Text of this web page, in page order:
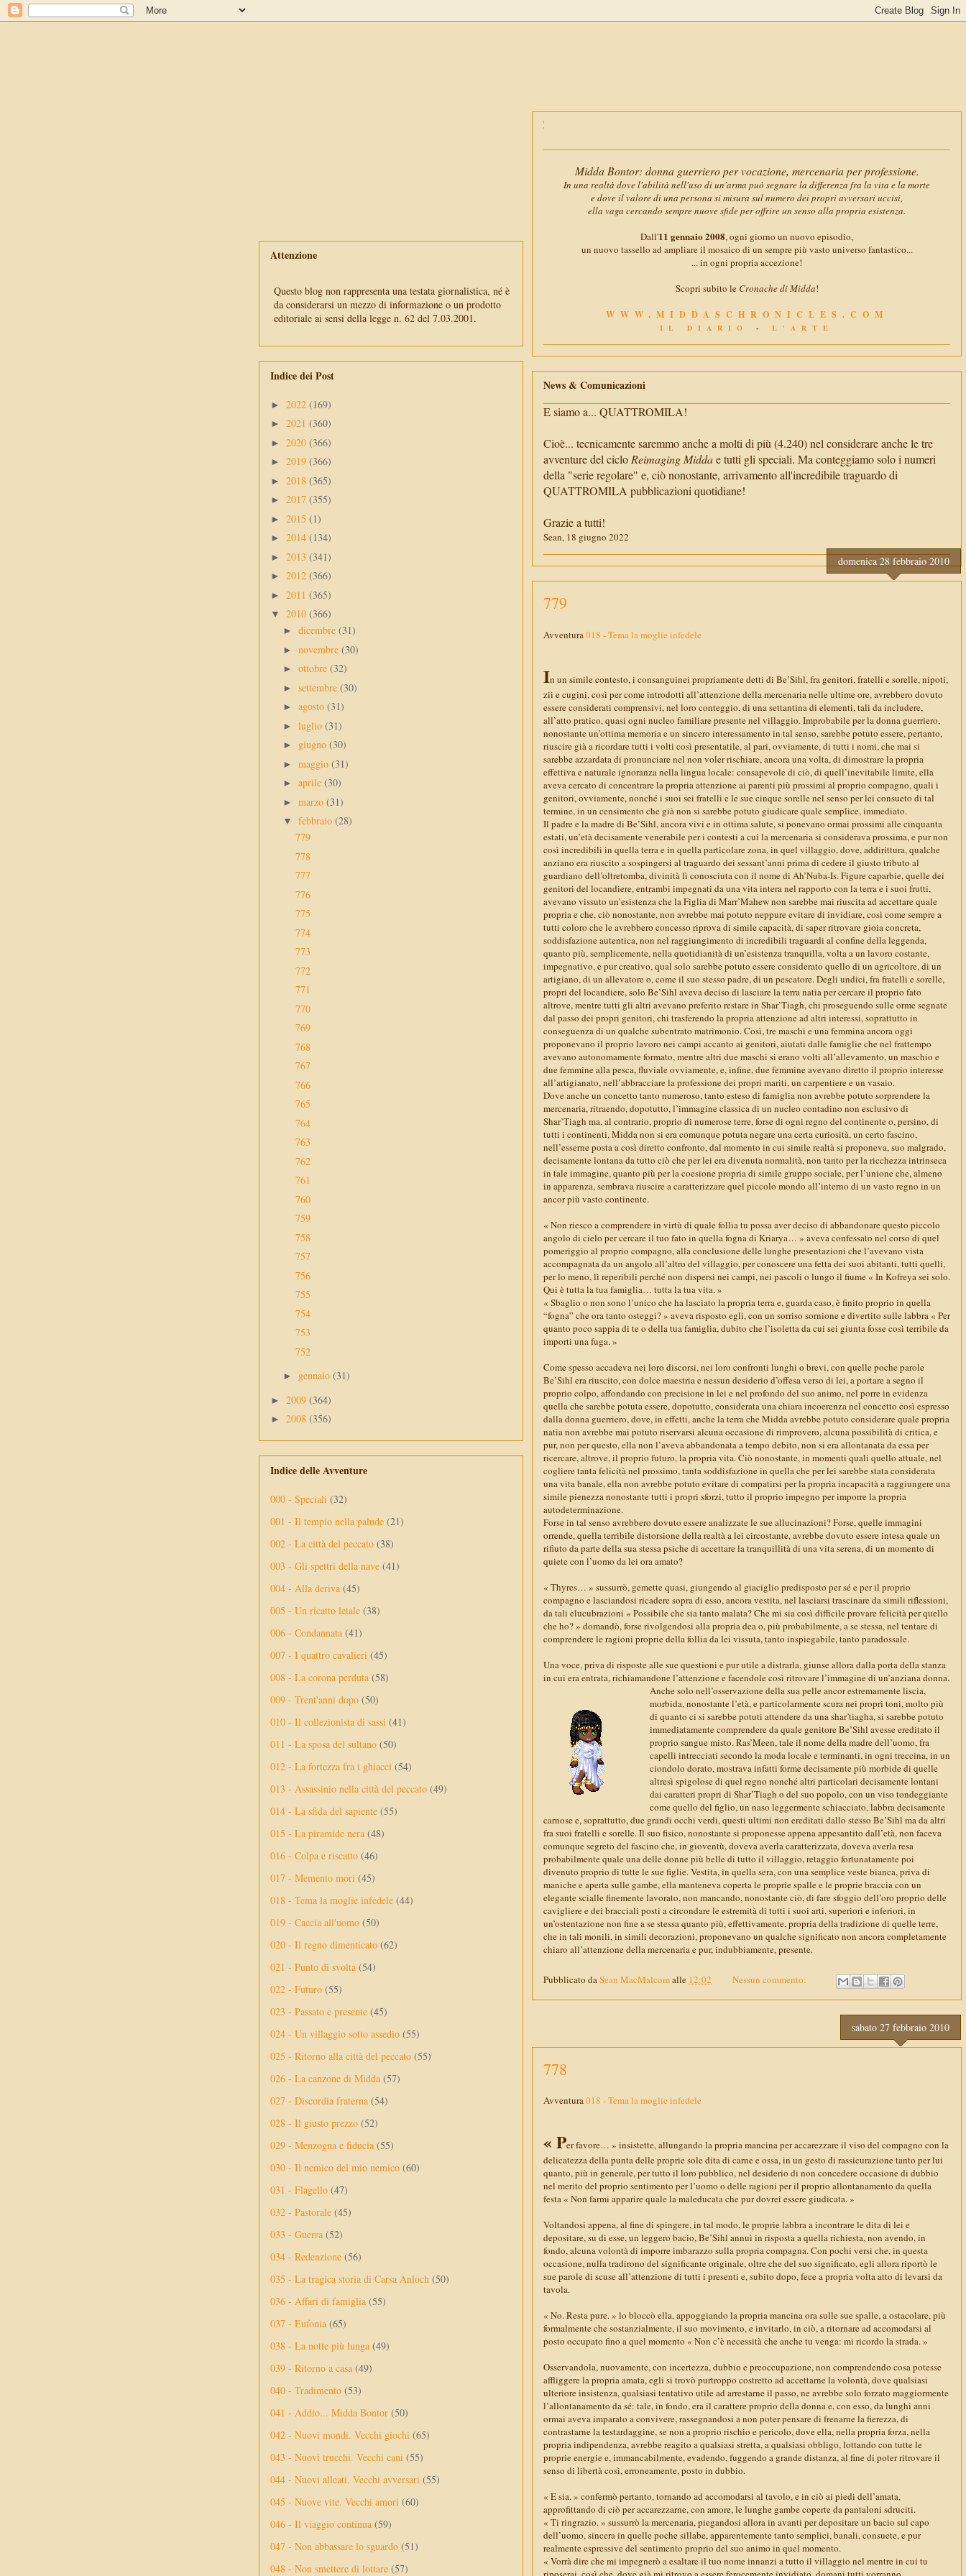
Midda Bontor: donna guerriero per vocazione, mercenaria per professione.
In una realtà dove l'abilità nell'uso di un'arma può segnare la differenza fra la vita e la morte
e dove il valore di una persona si misura sul numero dei propri avversari uccisi,
ella vaga cercando sempre nuove sfide per offrire un senso alla propria esistenza.
Dall'11 gennaio 2008, ogni giorno un nuovo episodio,
un nuovo tassello ad ampliare il mosaico di un sempre più vasto universo fantastico...
... in ogni propria accezione!
Scopri subito le Cronache di Midda!
WWW.MIDDASCHRONICLES.COM
IL DIARIO - L'ARTE
News & Comunicazioni
E siamo a... QUATTROMILA!
Cioè... tecnicamente saremmo anche a molti di più (4.240) nel considerare anche le tre
avventure del cicloReimaging Middae tutti gli speciali. Ma conteggiamo solo i numeri
della "serie regolare" e, ciò nonostante, arrivamento all'incredibile traguardo di
QUATTROMILA pubblicazioni quotidiane!
Grazie a tutti!
Sean, 18 giugno 2022
domenica 28 febbraio 2010
779
Avventura018 - Tema la moglie infedele
In un simile contesto, i consanguinei propriamente detti di Be’Sihl, fra genitori, fratelli e sorelle, nipoti,
zii e cugini, così per come introdotti all’attenzione della mercenaria nelle ultime ore, avrebbero dovuto
essere considerati comprensivi, nel loro conteggio, di una settantina di elementi, tali da includere,
all’atto pratico, quasi ogni nucleo familiare presente nel villaggio. Improbabile per la donna guerriero,
nonostante un’ottima memoria e un sincero interessamento in tal senso, sarebbe potuto essere, pertanto,
riuscire già a ricordare tutti i volti così presentatile, al pari, ovviamente, di tutti i nomi, che mai si
sarebbe azzardata di pronunciare nel non voler rischiare, ancora una volta, di dimostrare la propria
effettiva e naturale ignoranza nella lingua locale: consapevole di ciò, di quell’inevitabile limite, ella
aveva cercato di concentrare la propria attenzione ai parenti più prossimi al proprio compagno, quali i
genitori, ovviamente, nonché i suoi sei fratelli e le sue cinque sorelle nel senso per lei consueto di tal
termine, in un censimento che già non si sarebbe potuto giudicare quale semplice, immediato.
Il padre e la madre di Be’Sihl, ancora vivi e in ottima salute, si ponevano ormai prossimi alle cinquanta
estati, un’età decisamente venerabile per i contesti a cui la mercenaria si considerava prossima, e pur non
così incredibili in quella terra e in quella particolare zona, in quel villaggio, dove, addirittura, qualche
anziano era riuscito a sospingersi al traguardo dei sessant’anni prima di cedere il giusto tributo al
guardiano dell’oltretomba, divinità lì conosciuta con il nome di Ah’Nuba-Is. Figure caparbie, quelle dei
genitori del locandiere, entrambi impegnati da una vita intera nel rapporto con la terra e i suoi frutti,
avevano vissuto un’esistenza che la Figlia di Marr’Mahew non sarebbe mai riuscita ad accettare quale
propria e che, ciò nonostante, non avrebbe mai potuto neppure evitare di invidiare, così come sempre a
tutti coloro che le avrebbero concesso riprova di simile capacità, di saper ritrovare gioia concreta,
soddisfazione autentica, non nel raggiungimento di incredibili traguardi al confine della leggenda,
quanto più, semplicemente, nella quotidianità di un’esistenza tranquilla, volta a un lavoro costante,
impegnativo, e pur creativo, qual solo sarebbe potuto essere considerato quello di un agricoltore, di un
artigiano, di un allevatore o, come il suo stesso padre, di un pescatore. Degli undici, fra fratelli e sorelle,
propri del locandiere, solo Be’Sihl aveva deciso di lasciare la terra natia per cercare il proprio fato
altrove, mentre tutti gli altri avevano preferito restare in Shar’Tiagh, chi proseguendo sulle orme segnate
dal passo dei propri genitori, chi trasferendo la propria attenzione ad altri interessi, soprattutto in
conseguenza di un qualche subentrato matrimonio. Così, tre maschi e una femmina ancora oggi
proponevano il proprio lavoro nei campi accanto ai genitori, aiutati dalle famiglie che nel frattempo
avevano autonomamente formato, mentre altri due maschi si erano volti all’allevamento, un maschio e
due femmine alla pesca, fluviale ovviamente, e, infine, due femmine avevano diretto il proprio interesse
all’artigianato, nell’abbracciare la professione dei propri mariti, un carpentiere e un vasaio.
Dove anche un concetto tanto numeroso, tanto esteso di famiglia non avrebbe potuto sorprendere la
mercenaria, ritraendo, dopotutto, l’immagine classica di un nucleo contadino non esclusivo di
Shar’Tiagh ma, al contrario, proprio di numerose terre, forse di ogni regno del continente o, persino, di
tutti i continenti, Midda non si era comunque potuta negare una certa curiosità, un certo fascino,
nell’esserne posta a così diretto confronto, dal momento in cui simile realtà si proponeva, suo malgrado,
decisamente lontana da tutto ciò che per lei era divenuta normalità, non tanto per la ricchezza intrinseca
in tale immagine, quanto più per la coesione propria di simile gruppo sociale, per l’unione che, almeno
in apparenza, sembrava riuscire a caratterizzare quel piccolo mondo all’interno di un vasto regno in un
ancor più vasto continente.
« Non riesco a comprendere in virtù di quale follia tu possa aver deciso di abbandonare questo piccolo
angolo di cielo per cercare il tuo fato in quella fogna di Kriarya… » aveva confessato nel corso di quel
pomeriggio al proprio compagno, alla conclusione delle lunghe presentazioni che l’avevano vista
accompagnata da un angolo all’altro del villaggio, per conoscere una fetta dei suoi abitanti, tutti quelli,
per lo meno, lì reperibili perché non dispersi nei campi, nei pascoli o lungo il fiume « In Kofreya sei solo.
Qui è tutta la tua famiglia… tutta la tua vita. »
« Sbaglio o non sono l’unico che ha lasciato la propria terra e, guarda caso, è finito proprio in quella
“fogna” che ora tanto osteggi? » aveva risposto egli, con un sorriso sornione e divertito sulle labbra « Per
quanto poco sappia di te o della tua famiglia, dubito che l’isoletta da cui sei giunta fosse così terribile da
importi una fuga. »
Come spesso accadeva nei loro discorsi, nei loro confronti lunghi o brevi, con quelle poche parole
Be’Sihl era riuscito, con dolce maestria e nessun desiderio d’offesa verso di lei, a portare a segno il
proprio colpo, affondando con precisione in lei e nel profondo del suo animo, nel porre in evidenza
quella che sarebbe potuta essere, dopotutto, considerata una chiara incoerenza nel concetto così espresso
dalla donna guerriero, dove, in effetti, anche la terra che Midda avrebbe potuto considerare quale propria
natia non avrebbe mai potuto riservarsi alcuna occasione di rimprovero, alcuna possibilità di critica, e
pur, non per questo, ella non l’aveva abbandonata a tempo debito, non si era allontanata da essa per
ricercare, altrove, il proprio futuro, la propria vita. Ciò nonostante, in momenti quali quello attuale, nel
cogliere tanta felicità nel prossimo, tanta soddisfazione in quella che per lei sarebbe stata considerata
una vita banale, ella non avrebbe potuto evitare di compatirsi per la propria incapacità a raggiungere una
simile pienezza nonostante tutti i propri sforzi, tutto il proprio impegno per imporre la propria
autodeterminazione.
Forse in tal senso avrebbero dovuto essere analizzate le sue allucinazioni? Forse, quelle immagini
orrende, quella terribile distorsione della realtà a lei circostante, avrebbe dovuto essere intesa quale un
rifiuto da parte della sua stessa psiche di accettare la tranquillità di una vita serena, di un momento di
quiete con l’uomo da lei ora amato?
« Thyres… » sussurrò, gemette quasi, giungendo al giaciglio predisposto per sé e per il proprio
compagno e lasciandosi ricadere sopra di esso, ancora vestita, nel lasciarsi trascinare da simili riflessioni,
da tali elucubrazioni « Possibile che sia tanto malata? Che mi sia così difficile provare felicità per quello
che ho? » domandò, forse rivolgendosi alla propria dea o, più probabilmente, a se stessa, nel tentare di
comprendere le ragioni proprie della follia da lei vissuta, tanto inspiegabile, tanto paradossale.
Una voce, priva di risposte alle sue questioni e pur utile a distrarla, giunse allora dalla porta della stanza
in cui era entrata, richiamandone l’attenzione e facendole così ritrovare l’immagine di un’anziana donna.
Anche solo nell’osservazione della sua pelle ancor estremamente liscia,
morbida, nonostante l’età, e particolarmente scura nei propri toni, molto più
di quanto ci si sarebbe potuti attendere da una shar’tiagha, si sarebbe potuto
immediatamente comprendere da quale genitore Be’Sihl avesse ereditato il
proprio sangue misto. Ras’Meen, tale il nome della madre dell’uomo, fra
capelli intrecciati secondo la moda locale e terminanti, in ogni treccina, in un
ciondolo dorato, mostrava infatti forme decisamente più morbide di quelle
altresì spigolose di quel regno nonché altri particolari decisamente lontani
dai caratteri propri di Shar’Tiagh o del suo popolo, con un viso tondeggiante
come quello del figlio, un naso leggermente schiacciato, labbra decisamente
carnose e, soprattutto, due grandi occhi verdi, questi ultimi non ereditati dallo stesso Be’Sihl ma da altri
fra suoi fratelli e sorelle. Il suo fisico, nonostante si proponesse appena appesantito dall’età, non faceva
comunque segreto del fascino che, in gioventù, doveva averla caratterizzata, doveva averla resa
probabilmente quale una delle donne più belle di tutto il villaggio, retaggio fortunatamente poi
divenuto proprio di tutte le sue figlie. Vestita, in quella sera, con una semplice veste bianca, priva di
maniche e aperta sulle gambe, ella manteneva coperta le proprie spalle e le proprie braccia con un
elegante scialle finemente lavorato, non mancando, nonostante ciò, di fare sfoggio dell’oro proprio delle
cavigliere e dei bracciali posti a circondare le estremità di tutti i suoi arti, superiori e inferiori, in
un’ostentazione non fine a se stessa quanto più, effettivamente, propria della tradizione di quelle terre,
che in tali monili, in simili decorazioni, proponevano un qualche significato non ancora completamente
chiaro all’attenzione della mercenaria e pur, indubbiamente, presente.
Pubblicato daSean MacMalcomalle 12:02 Nessun commento:
sabato 27 febbraio 2010
778
Avventura018 - Tema la moglie infedele
« Per favore… » insistette, allungando la propria mancina per accarezzare il viso del compagno con la
delicatezza della punta delle proprie sole dita di carne e ossa, in un gesto di rassicurazione tanto per lui
quanto, più in generale, per tutto il loro pubblico, nel desiderio di non concedere occasione di dubbio
nel merito del proprio sentimento per l’uomo o delle ragioni per il proprio allontanamento da quella
festa « Non farmi apparire quale la maleducata che pur dovrei essere giudicata. »
Voltandosi appena, al fine di spingere, in tal modo, le proprie labbra a incontrare le dita di lei e
depositare, su di esse, un leggero bacio, Be’Sihl annuì in risposta a quella richiesta, non avendo, in
fondo, alcuna volontà di imporre imbarazzo sulla propria compagna. Con pochi versi che, in questa
occasione, nulla tradirono del significante originale, oltre che del suo significato, egli allora riportò le
sue parole di scuse all’attenzione di tutti i presenti e, subito dopo, fece a propria volta atto di levarsi da
tavola.
« No. Resta pure. » lo bloccò ella, appoggiando la propria mancina ora sulle sue spalle, a ostacolare, più
formalmente che sostanzialmente, il suo movimento, e invitarlo, in ciò, a ritornare ad accomodarsi al
posto occupato fino a quel momento « Non c’è necessità che anche tu venga: mi ricordo la strada. »
Osservandola, nuovamente, con incertezza, dubbio e preoccupazione, non comprendendo cosa potesse
affliggere la propria amata, egli si trovò purtroppo costretto ad accettarne la volontà, dove qualsiasi
ulteriore insistenza, qualsiasi tentativo utile ad arrestarne il passo, ne avrebbe solo forzato maggiormente
l’allontanamento da sé: tale, in fondo, era il carattere proprio della donna e, con esso, da lunghi anni
ormai aveva imparato a convivere, rassegnandosi a non poter pensare di frenarne la fierezza, di
contrastarne la testardaggine, se non a proprio rischio e pericolo, dove ella, nella propria forza, nella
propria indipendenza, avrebbe reagito a qualsiasi stretta, a qualsiasi obbligo, lottando con tutte le
proprie energie e, immancabilmente, evadendo, fuggendo a grande distanza, al fine di poter ritrovare il
senso di libertà così, erroneamente, posto in dubbio.
« E sia. » confermò pertanto, tornando ad accomodarsi al tavolo, e in ciò ai piedi dell’amata,
approfittando di ciò per accarezzarne, con amore, le lunghe gambe coperte da pantaloni sdruciti.
« Ti ringrazio. » sussurrò la mercenaria, piegandosi allora in avanti per depositare un bacio sul capo
dell’uomo, sincera in quelle poche sillabe, apparentemente tanto semplici, banali, consuete, e pur
realmente espressive del sentimento proprio del suo animo in quel momento.
« Vorrà dire che mi impegnerò a esaltare il tuo nome innanzi a tutto il villaggio nel mentre in cui tu
Attenzione
Questo blog non rappresenta una testata giornalistica, né è
da considerarsi un mezzo di informazione o un prodotto
editoriale ai sensi della legge n. 62 del 7.03.2001.
Indice dei Post
► 2022 (169)
► 2021 (360)
► 2020 (366)
► 2019 (366)
► 2018 (365)
► 2017 (355)
► 2015 (1)
► 2014 (134)
► 2013 (341)
► 2012 (366)
► 2011 (365)
▼ 2010 (366)
► dicembre (31)
► novembre (30)
► ottobre (32)
► settembre (30)
► agosto (31)
► luglio (31)
► giugno (30)
► maggio (31)
► aprile (30)
► marzo (31)
▼ febbraio (28)
779
778
777
776
775
774
773
772
771
770
769
768
767
766
765
764
763
762
761
760
759
758
757
756
755
754
753
752
► gennaio (31)
► 2009 (364)
► 2008 (356)
Indice delle Avventure
000 - Speciali (32)
001 - Il tempio nella palude (21)
002 - La città del peccato (38)
003 - Gli spettri della nave (41)
004 - Alla deriva (45)
005 - Un ricatto letale (38)
006 - Condannata (41)
007 - I quattro cavalieri (45)
008 - La corona perduta (58)
009 - Trent'anni dopo (50)
010 - Il collezionista di sassi (41)
011 - La sposa del sultano (50)
012 - La fortezza fra i ghiacci (54)
013 - Assassinio nella città del peccato (49)
014 - La sfida del sapiente (55)
015 - La piramide nera (48)
016 - Colpa e riscatto (46)
017 - Memento mori (45)
018 - Tema la moglie infedele (44)
019 - Caccia all'uomo (50)
020 - Il regno dimenticato (62)
021 - Punto di svolta (54)
022 - Futuro (55)
023 - Passato e presente (45)
024 - Un villaggio sotto assedio (55)
025 - Ritorno alla città del peccato (55)
026 - La canzone di Midda (57)
027 - Discordia fraterna (54)
028 - Il giusto prezzo (52)
029 - Menzogna e fiducia (55)
030 - Il nemico del mio nemico (60)
031 - Flagello (47)
032 - Pastorale (45)
033 - Guerra (52)
034 - Redenzione (56)
035 - La tragica storia di Carsa Anloch (50)
036 - Affari di famiglia (55)
037 - Eufonia (65)
038 - La notte più lunga (49)
039 - Ritorno a casa (49)
040 - Tradimento (53)
041 - Addio... Midda Bontor (50)
042 - Nuovi mondi. Vecchi giochi (65)
043 - Nuovi trucchi. Vecchi cani (55)
044 - Nuovi alleati. Vecchi avversari (55)
045 - Nuove vite. Vecchi amori (60)
046 - Il viaggio continua (59)
047 - Non abbassare lo sguardo (51)
048 - Non smettere di lottare (57)